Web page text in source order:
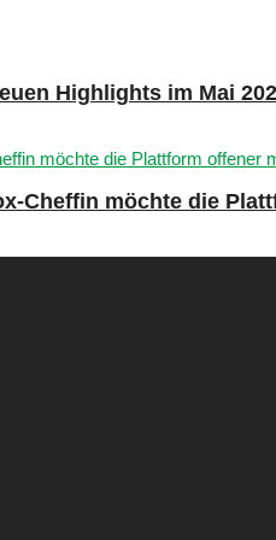
Highlights im Mai
Cheffin möchte die